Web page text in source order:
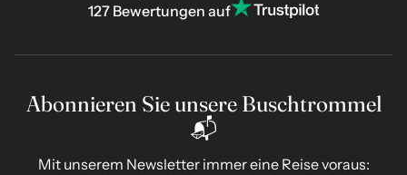
127 Bewertungen auf
Abonnieren Sie unsere Buschtrommel
📬
Mit unserem Newsletter immer eine Reise voraus: